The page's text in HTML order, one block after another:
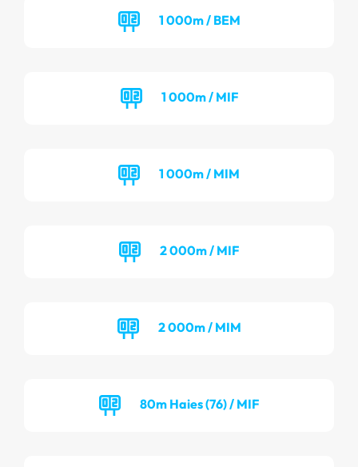
1 000m / BEM
1 000m / MIF
1 000m / MIM
2 000m / MIF
2 000m / MIM
80m Haies (76) / MIF